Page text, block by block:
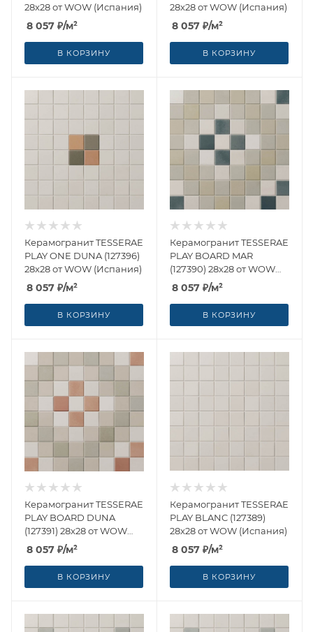
28x28 от WOW (Испания)
8 057 ₽/м²
В КОРЗИНУ
28x28 от WOW (Испания)
8 057 ₽/м²
В КОРЗИНУ
Керамогранит TESSERAE
PLAY ONE DUNA (127396)
28x28 от WOW (Испания)
8 057 ₽/м²
В КОРЗИНУ
Керамогранит TESSERAE
PLAY BOARD MAR
(127390) 28x28 от WOW
(Испания)
8 057 ₽/м²
В КОРЗИНУ
Керамогранит TESSERAE
PLAY BOARD DUNA
(127391) 28x28 от WOW
(Испания)
8 057 ₽/м²
В КОРЗИНУ
Керамогранит TESSERAE
PLAY BLANC (127389)
28x28 от WOW (Испания)
8 057 ₽/м²
В КОРЗИНУ